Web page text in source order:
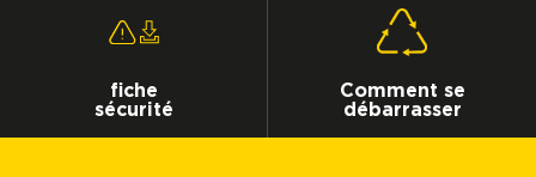
fiche
sécurité
Comment se
débarrasser